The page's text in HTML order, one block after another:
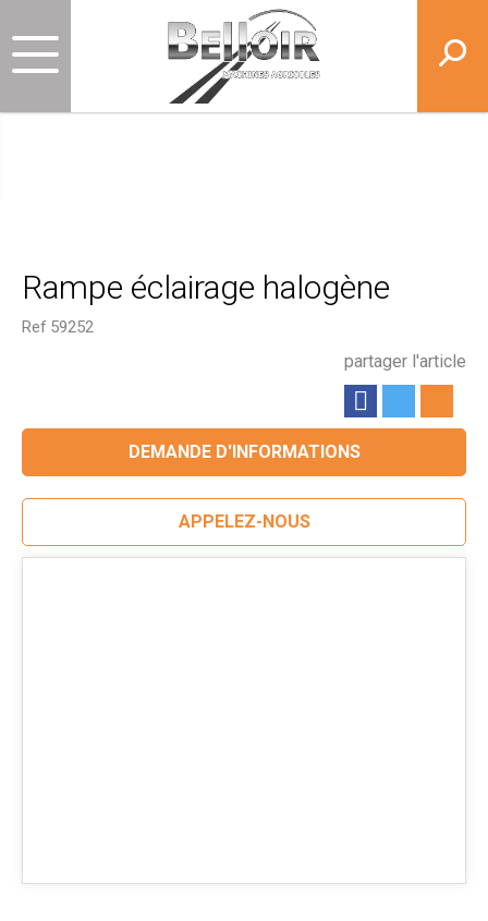
Rampe éclairage halogène
Ref 59252
partager l'article
DEMANDE D'INFORMATIONS
APPELEZ-NOUS